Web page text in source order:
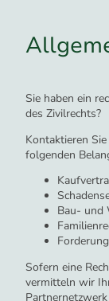
Sie haben ein
des Zivilrechts?
Kontaktieren
folgenden
Bau- und
Sofern eine
vermitteln wir